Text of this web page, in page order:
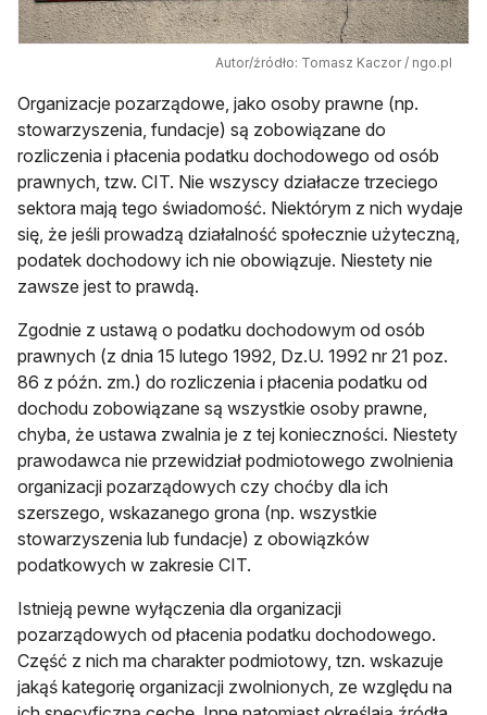
Autor/źródło: Tomasz Kaczor / ngo.pl
Organizacje pozarządowe, jako osoby prawne (np.
stowarzyszenia, fundacje) są zobowiązane do
rozliczenia i płacenia podatku dochodowego od osób
prawnych, tzw. CIT. Nie wszyscy działacze trzeciego
sektora mają tego świadomość. Niektórym z nich wydaje
się, że jeśli prowadzą działalność społecznie użyteczną,
podatek dochodowy ich nie obowiązuje. Niestety nie
zawsze jest to prawdą.
Zgodnie z ustawą o podatku dochodowym od osób
prawnych (z dnia 15 lutego 1992, Dz.U. 1992 nr 21 poz.
86 z późn. zm.) do rozliczenia i płacenia podatku od
dochodu zobowiązane są wszystkie osoby prawne,
chyba, że ustawa zwalnia je z tej konieczności. Niestety
prawodawca nie przewidział podmiotowego zwolnienia
organizacji pozarządowych czy choćby dla ich
szerszego, wskazanego grona (np. wszystkie
stowarzyszenia lub fundacje) z obowiązków
podatkowych w zakresie CIT.
Istnieją pewne wyłączenia dla organizacji
pozarządowych od płacenia podatku dochodowego.
Część z nich ma charakter podmiotowy, tzn. wskazuje
jakąś kategorię organizacji zwolnionych, ze względu na